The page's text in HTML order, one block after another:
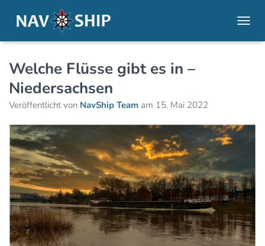
Welche Flüsse gibt es in –
Niedersachsen
Veröffentlicht von NavShip Team am 15. Mai 2022